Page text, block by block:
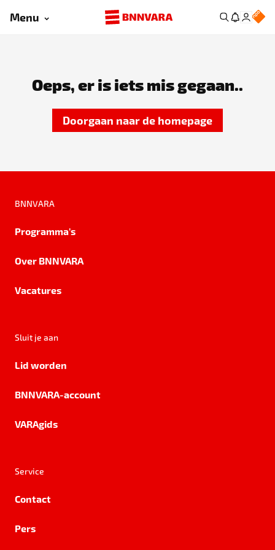
Menu
Oeps, er is iets mis gegaan..
Doorgaan naar de homepage
BNNVARA
Programma's
Over BNNVARA
Vacatures
Sluit je aan
Lid worden
BNNVARA-account
VARAgids
Service
Contact
Pers